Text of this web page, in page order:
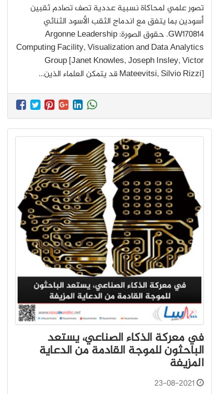
تصور علمي لمحاكاة نسبية عددية تصف تصادم ثقبين
أسودين بما يتفق مع اندماج الثقب الأسود الثنائي
GW170814. حقوق الصورة: Argonne Leadership
Computing Facility, Visualization and Data Analytics
Group [Janet Knowles, Joseph Insley, Victor
Mateevitsi, Silvio Rizzi] قد يتمكن العلماء الذين…
في معركة الذكاء الصناعي، يستعد
الباحثون للموجة القادمة من الدعاية
المزيفة
23-08-2021